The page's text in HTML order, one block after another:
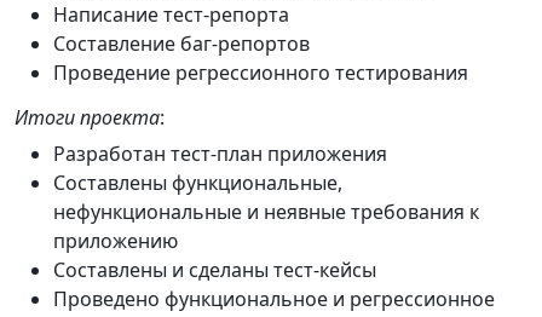
Написание тест-репорта
Составление баг-репортов
Проведение регрессионного тестирования
Итоги проекта:
Разработан тест-план приложения
Составлены функциональные,
нефункциональные и неявные требования к
приложению
Составлены и сделаны тест-кейсы
Проведено функциональное и регрессионное